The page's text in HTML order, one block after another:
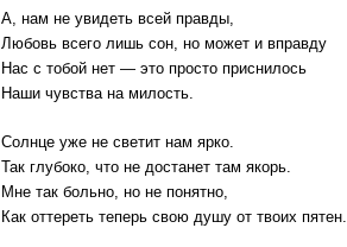
А, нам не увидеть всей правды,
Любовь всего лишь сон, но может и вправду
Нас с тобой нет — это просто приснилось
Наши чувства на милость.
Солнце уже не светит нам ярко.
Так глубоко, что не достанет там якорь.
Мне так больно, но не понятно,
Как оттереть теперь свою душу от твоих пятен.